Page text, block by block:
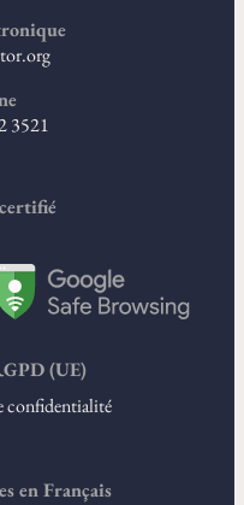
3521
(UE)
confidentialité
en Français